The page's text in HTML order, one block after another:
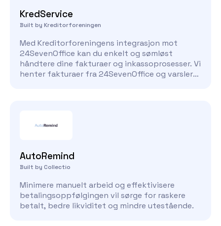
KredService
Built by Kreditorforeningen
Med Kreditorforeningens integrasjon mot
24SevenOffice kan du enkelt og sømløst
håndtere dine fakturaer og inkassoprosesser. Vi
henter fakturaer fra 24SevenOffice og varsler
sjekk av kreditnotaer, slik at du alltid har full
24SevenOffice kan du være trygg på at dine
fakturaer og inkassoprosesser blir håndtert på
AutoRemind
Built by Collectio
Minimere manuelt arbeid og effektivisere
betalingsoppfølgingen vil sørge for raskere
betalt, bedre likviditet og mindre utestående.